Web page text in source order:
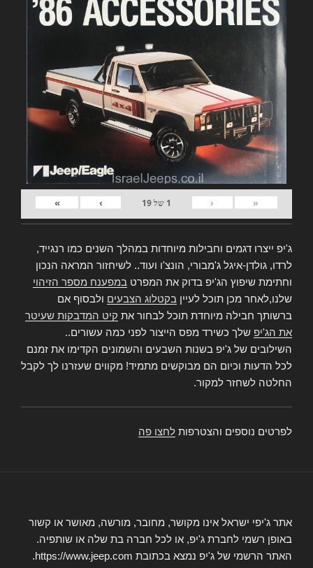
«
‹
1 של19
›
»
ג'יפ ייצרו דגמים וחבילות מיוחדות במהלך השנים כמו רנגייד,
לרדו, גולדן-איגל ג'מבורי, הונצ'ו ועוד.. לשיחזור המראה הנכון
וחתימת שיפוץ הג'יפ בדוק את המפרט במפענח מספר הזיהוי
שלנו,לאחר מכן תוכל לעיין בקטלוג הצבעים ולבסוף אם
ברשותך חבילה מיוחדת תוכל לבחור את קיט המדבקות שעיטר
את הג'יפ שלך כשירד מפס הייצור לפני כמה עשורים..
השילובים של ג'יפ בשנות השבעים והשמונים הקדימו את זמנם
לכל הדעות וכיום הם מבוקשים מתמיד! מקווים שעזרנו לך לקבל
החלטה לשחזר למקור.
לפרטים נוספים והצטרפות לחצו פה
אתר ג'יפי ישראל אינו מקושר, מחובר, מורשה, מאושר או קשור
באופן רשמי לחברת ג'יפ, או לכל חברה בת שלה או שותפיה.
האתר הרשמי של ג'יפ נמצא בכתובת https://www.jeep.com.